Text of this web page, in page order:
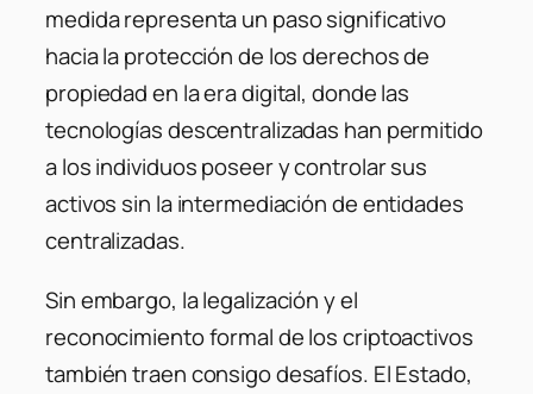
medida representa un paso significativo
hacia la protección de los derechos de
propiedad en la era digital, donde las
tecnologías descentralizadas han permitido
a los individuos poseer y controlar sus
activos sin la intermediación de entidades
centralizadas.
Sin embargo, la legalización y el
reconocimiento formal de los criptoactivos
también traen consigo desafíos. El Estado,